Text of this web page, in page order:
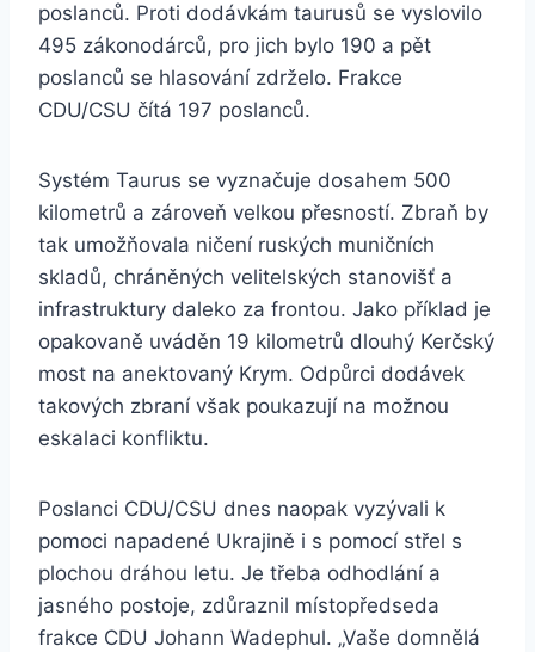
poslanců. Proti dodávkám taurusů se vyslovilo
495 zákonodárců, pro jich bylo 190 a pět
poslanců se hlasování zdrželo. Frakce
CDU/CSU čítá 197 poslanců.
Systém Taurus se vyznačuje dosahem 500
kilometrů a zároveň velkou přesností. Zbraň by
tak umožňovala ničení ruských muničních
skladů, chráněných velitelských stanovišť a
infrastruktury daleko za frontou. Jako příklad je
opakovaně uváděn 19 kilometrů dlouhý Kerčský
most na anektovaný Krym. Odpůrci dodávek
takových zbraní však poukazují na možnou
eskalaci konfliktu.
Poslanci CDU/CSU dnes naopak vyzývali k
pomoci napadené Ukrajině i s pomocí střel s
plochou dráhou letu. Je třeba odhodlání a
jasného postoje, zdůraznil místopředseda
frakce CDU Johann Wadephul. „Vaše domnělá